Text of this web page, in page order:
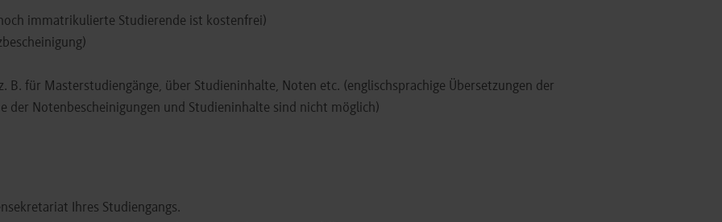
immatrikulierte Studierende ist kostenfrei)
B. für Masterstudiengänge, über Studieninhalte, Noten etc. (englischsprachige Übersetzungen der
der Notenbescheinigungen und Studieninhalte sind nicht möglich)
Ihres Studiengangs.